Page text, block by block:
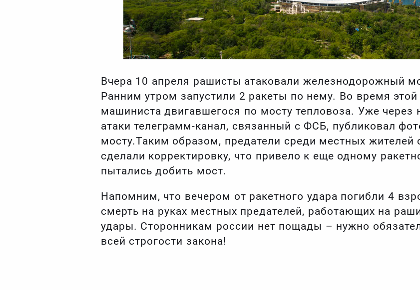
Вчера 10 апреля рашисты атаковали железнодорожный
Ранним утром запустили 2 ракеты по нему. Во время этой
машиниста двигавшегося по мосту тепловоза. Уже через
атаки телеграмм-канал, связанный с ФСБ, публиковал
мосту.Таким образом, предатели среди местных жителей
сделали корректировку, что привело к еще одному
пытались добить мост.
Напомним, что вечером от ракетного удара погибли 4
смерть на руках местных предателей, работающих на
удары. Сторонникам россии нет пощады – нужно
всей строгости закона!